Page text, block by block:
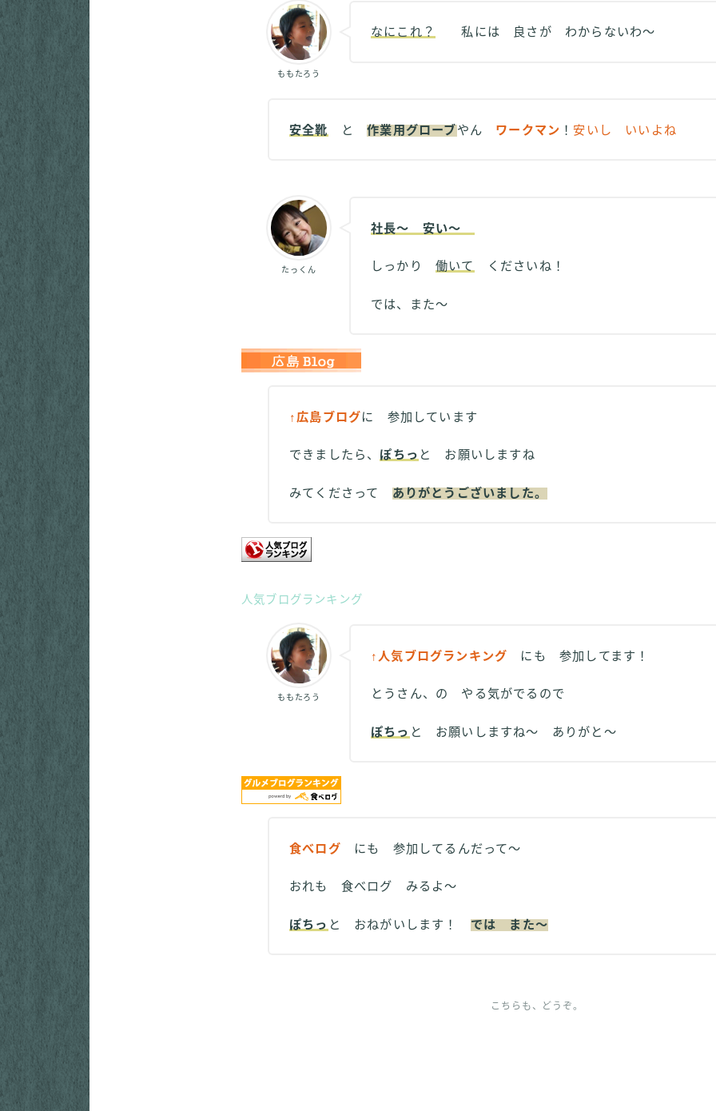
ももたろう
なにこれ？ 私には 良さが わからないわ～
安全靴 と作業用グローブやん ワークマン ！安いし いいよね
たっくん
社長～ 安い～
しっかり 働いて くださいね！
では、また～
↑広島ブログに 参加しています
できましたら、 ぽちっ と お願いしますね
みてくださって ありがとうございました。
人気ブログランキング
ももたろう
↑人気ブログランキング にも 参加してます！
とうさん、の やる気がでるので
ぽちっ と お願いしますね～ ありがと～
食べログ にも 参加してるんだって～
おれも 食べログ みるよ～
ぽちっ と おねがいします！ では また～
こちらも、どうぞ。